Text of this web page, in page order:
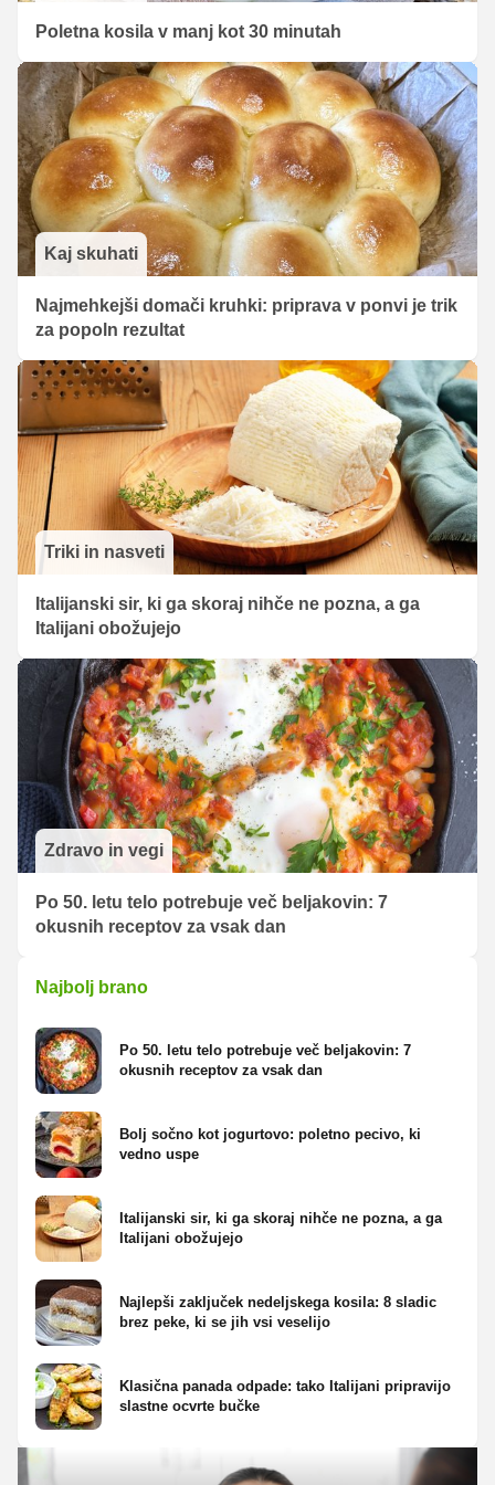
Poletna kosila v manj kot 30 minutah
Kaj skuhati
Najmehkejši domači kruhki: priprava v ponvi je trik
za popoln rezultat
Triki in nasveti
Italijanski sir, ki ga skoraj nihče ne pozna, a ga
Italijani obožujejo
Zdravo in vegi
Po 50. letu telo potrebuje več beljakovin: 7
okusnih receptov za vsak dan
Najbolj brano
Po 50. letu telo potrebuje več beljakovin: 7
okusnih receptov za vsak dan
Bolj sočno kot jogurtovo: poletno pecivo, ki
vedno uspe
Italijanski sir, ki ga skoraj nihče ne pozna, a ga
Italijani obožujejo
Najlepši zaključek nedeljskega kosila: 8 sladic
brez peke, ki se jih vsi veselijo
Klasična panada odpade: tako Italijani pripravijo
slastne ocvrte bučke